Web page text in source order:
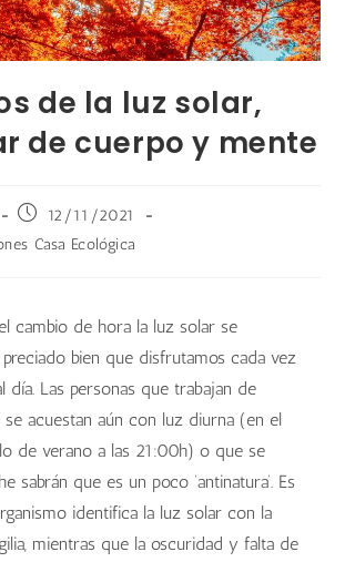
de la luz solar,
de cuerpo y mente
12/11/2021
Casa Ecológica
cambio de hora la luz solar se
bien que disfrutamos cada vez
día. Las personas que trabajan de
se acuestan aún con luz diurna (en el
de verano a las 21:00h) o que se
sabrán que es un poco ‘antinatura’. Es
identifica la luz solar con la
mientras que la oscuridad y falta de